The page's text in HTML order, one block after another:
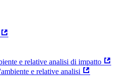
e relative analisi di impatto
e relative analisi